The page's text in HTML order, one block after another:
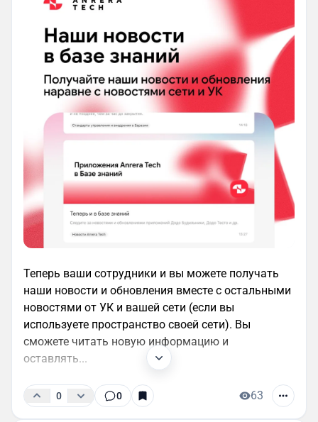
Теперь ваши сотрудники и вы можете получать
наши новости и обновления вместе с остальными
новостями от УК и вашей сети (если вы
используете пространство своей сети). Вы
сможете читать новую информацию и
оставлять...
0 0 63